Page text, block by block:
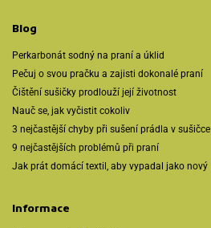
Blog
Perkarbonát sodný na praní a úklid
Pečuj o svou pračku a zajisti dokonalé praní
Čištění sušičky prodlouží její životnost
Nauč se, jak vyčistit cokoliv
3 nejčastější chyby při sušení prádla v sušičce
9 nejčastějších problémů při praní
Jak prát domácí textil, aby vypadal jako nový
Informace